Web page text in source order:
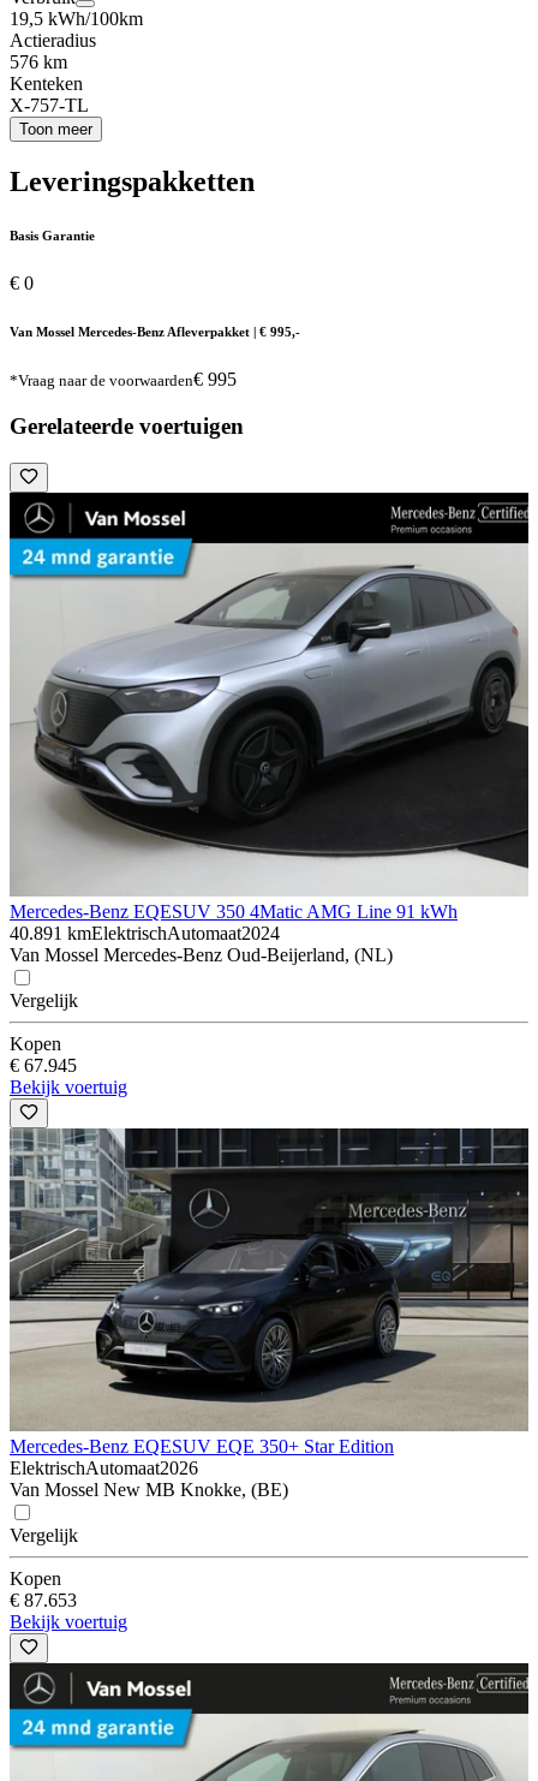
19,5 kWh/100km
Actieradius
576 km
Kenteken
X-757-TL
Toon meer
Leveringspakketten
Basis Garantie
€ 0
Van Mossel Mercedes-Benz Afleverpakket | € 995,-
*Vraag naar de voorwaarden€ 995
Gerelateerde voertuigen
Mercedes-Benz EQESUV 350 4Matic AMG Line 91 kWh
40.891 kmElektrischAutomaat2024
Van Mossel Mercedes-Benz Oud-Beijerland, (NL)
Vergelijk
Kopen
€ 67.945
Bekijk voertuig
Mercedes-Benz EQESUV EQE 350+ Star Edition
ElektrischAutomaat2026
Van Mossel New MB Knokke, (BE)
Vergelijk
Kopen
€ 87.653
Bekijk voertuig